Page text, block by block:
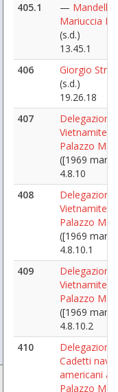
405.1
— Mandelli
Mariuccia
(s.d.)
13.45.1
406
Giorgio
(s.d.)
19.26.18
407
Vietnamite a
Palazzo
([1969
4.8.10
408
Vietnamite a
Palazzo
([1969
4.8.10.1
409
Vietnamite a
Palazzo
([1969
4.8.10.2
410
Delegazioni
Cadetti
americani a
Palazzo